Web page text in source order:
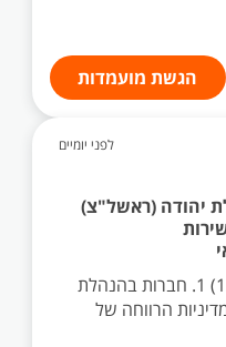
הגשת מועמדות
לפני יומיים
יהודה (ראשל"צ)
היקף משרה: משרה ורבע (125%) 1. חברות בהנהלת
הרווחה של